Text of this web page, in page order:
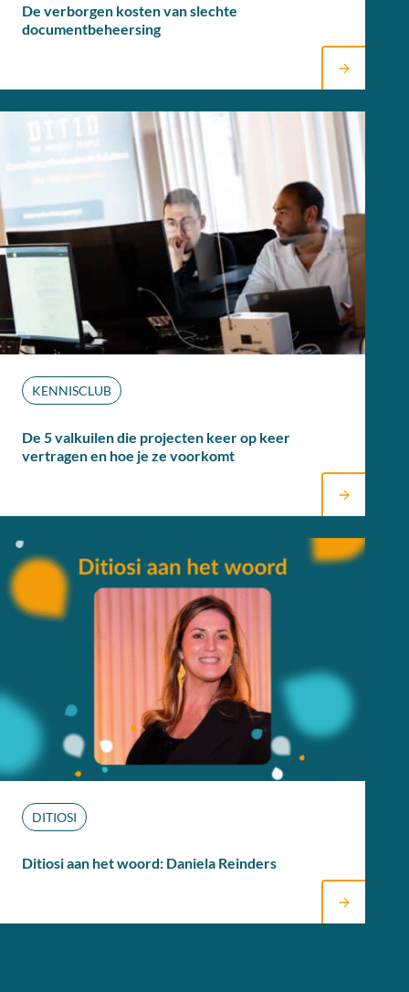
De verborgen kosten van slechte
documentbeheersing
KENNISCLUB
De 5 valkuilen die projecten keer op keer
vertragen en hoe je ze voorkomt
DITIOSI
Ditiosi aan het woord: Daniela Reinders